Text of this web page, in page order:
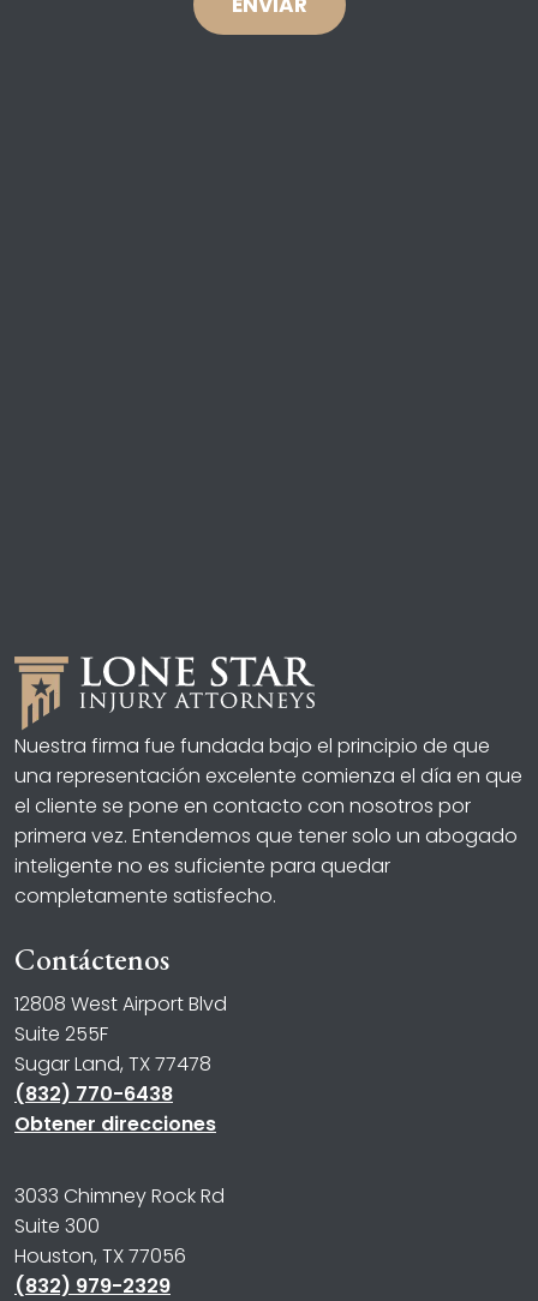
Nuestra firma fue fundada bajo el principio de que
una representación excelente comienza el día en que
el cliente se pone en contacto con nosotros por
primera vez. Entendemos que tener solo un abogado
inteligente no es suficiente para quedar
completamente satisfecho.
Contáctenos
12808 West Airport Blvd
Suite 255F
Sugar Land, TX 77478
(832) 770-6438
Obtener direcciones
3033 Chimney Rock Rd
Suite 300
Houston, TX 77056
(832) 979-2329